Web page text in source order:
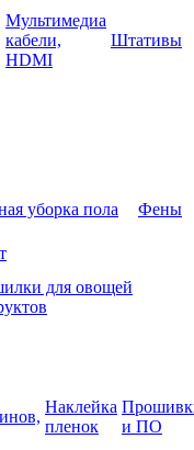
Мультимедиа
кабели,
HDMI
Штативы
уборка пола Фены
для овощей
Наклейка
пленок
и ПО